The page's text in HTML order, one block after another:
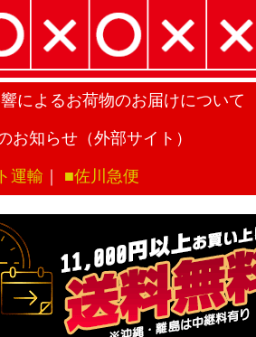
によるお荷物のお届けについて
お知らせ（外部サイト）
運輸 ■佐川急便